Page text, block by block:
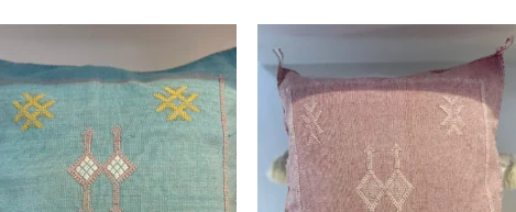
Ajoutez
aux
favoris
Ajoutez
aux
favoris